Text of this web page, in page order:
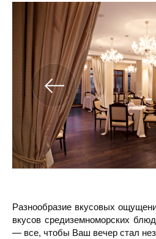
Разнообразие вкусовых
вкусов средиземноморских
— все, чтобы Ваш вечер стал